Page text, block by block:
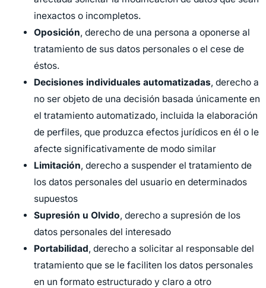
inexactos o incompletos.
Oposición, derecho de una persona a oponerse al
tratamiento de sus datos personales o el cese de
éstos.
Decisiones individuales automatizadas, derecho a
no ser objeto de una decisión basada únicamente en
el tratamiento automatizado, incluida la elaboración
de perfiles, que produzca efectos jurídicos en él o le
afecte significativamente de modo similar
Limitación, derecho a suspender el tratamiento de
los datos personales del usuario en determinados
supuestos
Supresión u Olvido, derecho a supresión de los
datos personales del interesado
Portabilidad, derecho a solicitar al responsable del
tratamiento que se le faciliten los datos personales
en un formato estructurado y claro a otro